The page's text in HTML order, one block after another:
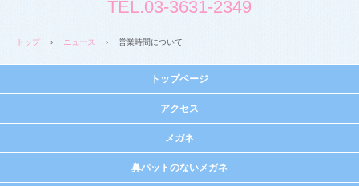
TEL.03-3631-2349
トップ › ニュース › 営業時間について
トップページ
アクセス
メガネ
鼻パットのないメガネ